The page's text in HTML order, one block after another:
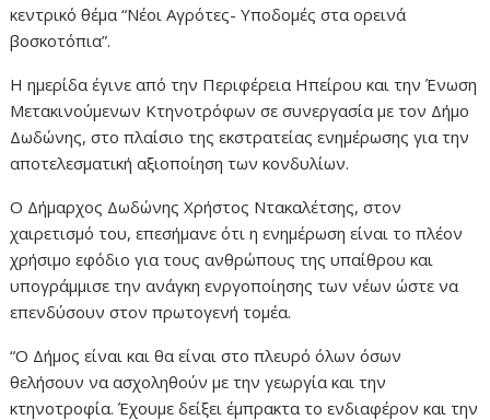
κεντρικό θέμα “Νέοι Αγρότες- Υποδομές στα ορεινά
βοσκοτόπια”.
Η ημερίδα έγινε από την Περιφέρεια Ηπείρου και την Ένωση
Μετακινούμενων Κτηνοτρόφων σε συνεργασία με τον Δήμο
Δωδώνης, στο πλαίσιο της εκστρατείας ενημέρωσης για την
αποτελεσματική αξιοποίηση των κονδυλίων.
Ο Δήμαρχος Δωδώνης Χρήστος Ντακαλέτσης, στον
χαιρετισμό του, επεσήμανε ότι η ενημέρωση είναι το πλέον
χρήσιμο εφόδιο για τους ανθρώπους της υπαίθρου και
υπογράμμισε την ανάγκη ενργοποίησης των νέων ώστε να
επενδύσουν στον πρωτογενή τομέα.
“Ο Δήμος είναι και θα είναι στο πλευρό όλων όσων
θελήσουν να ασχοληθούν με την γεωργία και την
κτηνοτροφία. Έχουμε δείξει έμπρακτα το ενδιαφέρον και την